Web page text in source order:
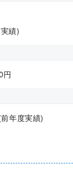
績)
円
年度実績)